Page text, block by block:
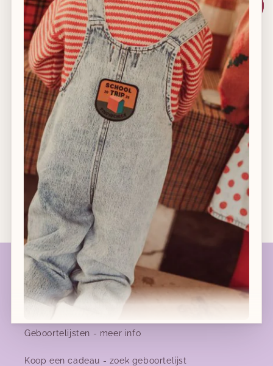
linnen
linnen
Aan winkelwagen toevoegen
♥ Bewaar voor geboortelijst
Afhaling is beschikbaar bijClub Coucoun
Meestal klaar binnen 2 uur
Winkelgegevens bekijken
Afhalen in winkel mogelijk
14 dagen retourrecht
Gratis verzending vanaf €120 in België
Geboortelijsten
Geboortelijst favorieten
Geboortelijsten - meer info
Koop een cadeau - zoek geboortelijst